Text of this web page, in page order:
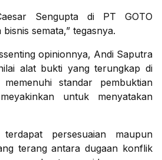
Sengupta di PT GOTO
semata,” tegasnya.
opinionnya, Andi Saputra
alat bukti yang terungkap di
standar pembuktian
untuk menyatakan
persesuaian maupun
terang antara dugaan konflik